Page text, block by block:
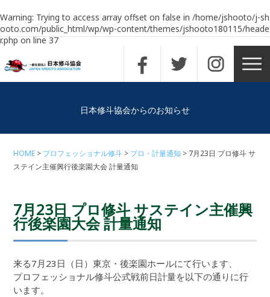
Warning: Trying to access array offset on false in /home/jshooto/j-sh
ooto.com/public_html/wp/wp-content/themes/jshooto180115/heade
r.phpon line37
日本修斗協会からのお知らせ
HOME プロフェッショナル修斗 プロ・計量通知
7月23日 プロ修斗 サ
ステイン主催興行後楽園大会 計量通知
7月23日 プロ修斗 サステイン主催興
行後楽園大会 計量通知
来る7月23日（日）東京・後楽園ホールにて行います、
プロフェッショナル修斗公式戦前日計量を以下の通りに行
います。